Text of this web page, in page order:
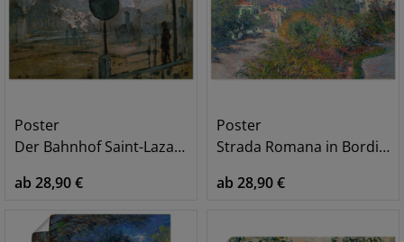
Poster
Der Bahnhof Saint-Lazare (Le Signal)
ab 28,90 €
Poster
Strada Romana in Bordighera. 1884
ab 28,90 €